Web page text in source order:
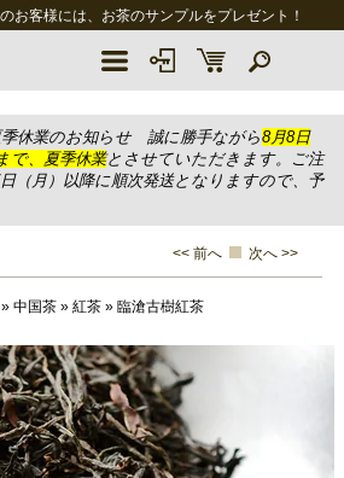
お客様には、お茶のサンプルをプレゼント！
季休業のお知らせ 誠に勝手ながら8月8日
で、夏季休業とさせていただきます。ご注
（月）以降に順次発送となりますので、予
<< 前へ 次へ >>
» 中国茶» 紅茶» 臨滄古樹紅茶